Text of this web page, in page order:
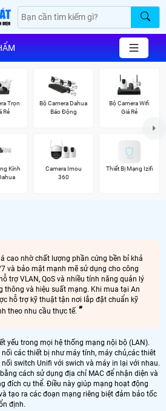
Trọn
Rẻ
Bộ Camera Dahua
Báo Động
Bộ Camera Wifi
Giá Rẻ
Kính
Camera Imou
360
Thiết Bị Mạng Izifi
cao nhờ chất lượng phần cứng bền bỉ khả
và bảo mật mạnh mẽ sử dụng cho công
trợ VLAN, QoS và nhiều tính năng quản lý
thông và hiệu suất mạng. Khi mua tại An
hỗ trợ kỹ thuật tận nơi lắp đặt chuẩn kỹ
theo nhu cầu thực tế.
yếu trong mọi hệ thống mạng nội bộ (LAN).
các thiết bị như máy tính, máy chủ,các thiêt
switch Unifi với swich và máy in lại với nhau.
cách sử dụng địa chỉ MAC để nhận diện và
đích cụ thể. Điều này giúp mạng hoạt động
tạo ra các đoạn mạng riêng biệt đảm bảo tốc
định.